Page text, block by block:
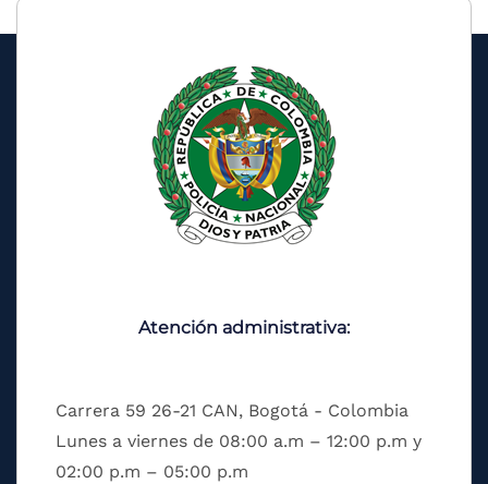
Atención administrativa:
Carrera 59 26-21 CAN, Bogotá - Colombia
Lunes a viernes de 08:00 a.m – 12:00 p.m y
02:00 p.m – 05:00 p.m